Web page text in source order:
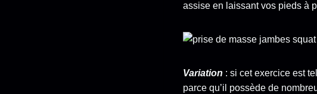
assise en laissant vos pieds à
Variation : si cet exercice est
parce qu’il possède de